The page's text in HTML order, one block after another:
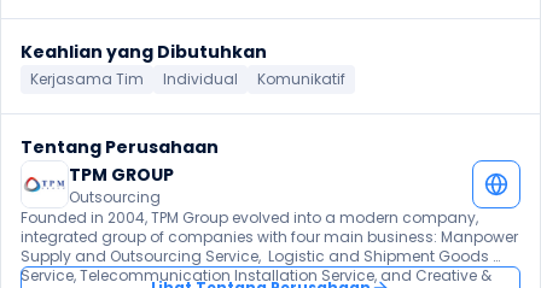
Keahlian yang Dibutuhkan
Kerjasama Tim Individual Komunikatif
Tentang Perusahaan
TPM GROUP
Outsourcing
Founded in 2004, TPM Group evolved into a modern company,
integrated group of companies with four main business: Manpower
Supply and Outsourcing Service,  Logistic and Shipment Goods
Service, Telecommunication Installation Service, and Creative &